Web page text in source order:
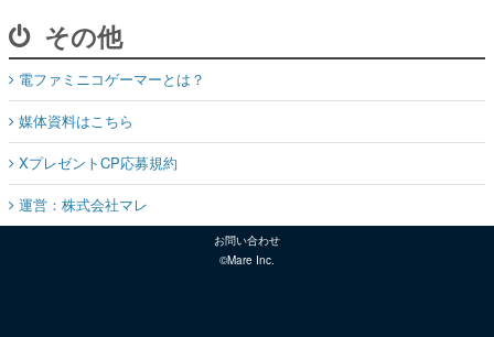
その他
電ファミニコゲーマーとは？
媒体資料はこちら
XプレゼントCP応募規約
運営：株式会社マレ
お問い合わせ
©Mare Inc.